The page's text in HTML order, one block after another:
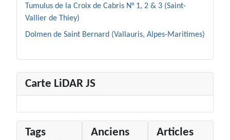
Tumulus de la Croix de Cabris N° 1, 2 & 3 (Saint-
Vallier de Thiey)
Dolmen de Saint Bernard (Vallauris, Alpes-Maritimes)
Carte LiDAR JS
Tags
Anciens
Articles